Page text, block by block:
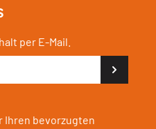
per E-Mail.
Ihren bevorzugten